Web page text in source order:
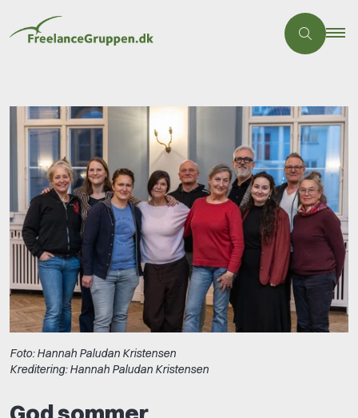
Foto: Hannah Paludan Kristensen
Kreditering: Hannah Paludan Kristensen